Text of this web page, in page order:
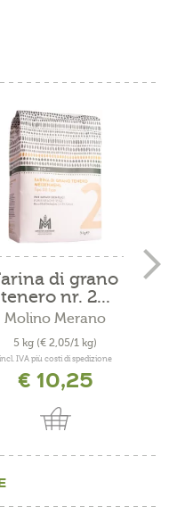
di grano
tenero nr. 2...
Molino Merano
5 kg (€ 2,05/1 kg)
incl. IVA più costi di spedizione
€ 10,25